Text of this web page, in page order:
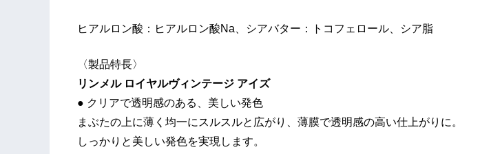
ヒアルロン酸：ヒアルロン酸Na、シアバター：トコフェロール、シア脂
〈製品特長〉
リンメル ロイヤルヴィンテージ アイズ
● クリアで透明感のある、美しい発色
まぶたの上に薄く均一にスルスルと広がり、薄膜で透明感の高い仕上がりに。
しっかりと美しい発色を実現します。